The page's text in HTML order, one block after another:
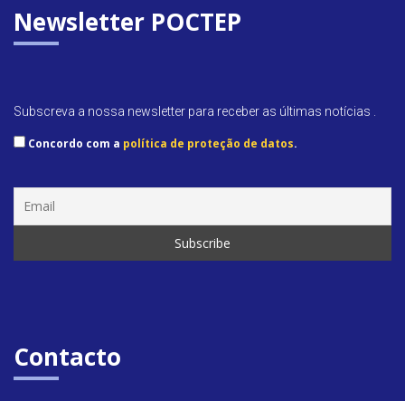
Newsletter POCTEP
Subscreva a nossa newsletter para receber as últimas notícias .
Concordo com a política de proteção de datos.
Contacto